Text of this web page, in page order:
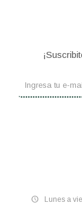
Lunes a